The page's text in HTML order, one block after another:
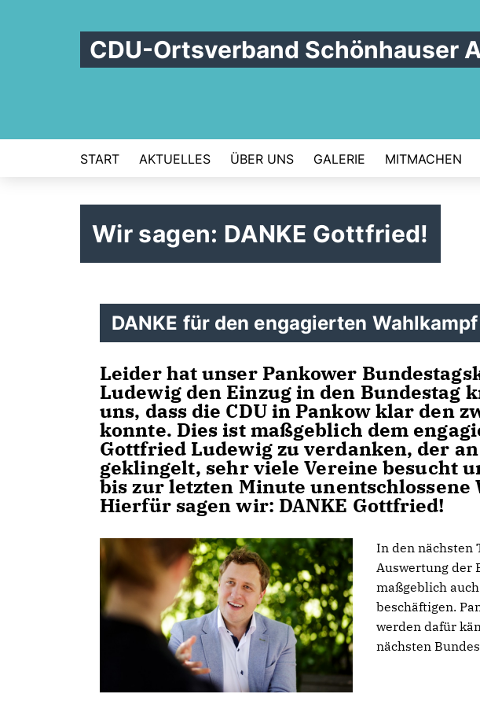
CDU-Ortsverband Schönhauser
START AKTUELLES ÜBER UNS GALERIE MITMACHEN
Wir sagen: DANKE Gottfried!
DANKE für den engagierten Wahlkampf
Leider hat unser Pankower
Ludewig den Einzug in den Bundestag
uns, dass die CDU in Pankow klar den
konnte. Dies ist maßgeblich dem
Gottfried Ludewig zu verdanken, der
geklingelt, sehr viele Vereine besucht
bis zur letzten Minute unentschlossene
Hierfür sagen wir: DANKE Gottfried!
In den nächsten
Auswertung der
maßgeblich
beschäftigen.
werden dafür
nächsten